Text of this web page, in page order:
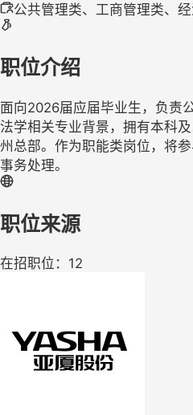
公共管理类、工商管理类、
职位介绍
面向2026届应届毕业生，负责
法学相关专业背景，拥有本科
州总部。作为职能类岗位，将
事务处理。
职位来源
在招职位：12